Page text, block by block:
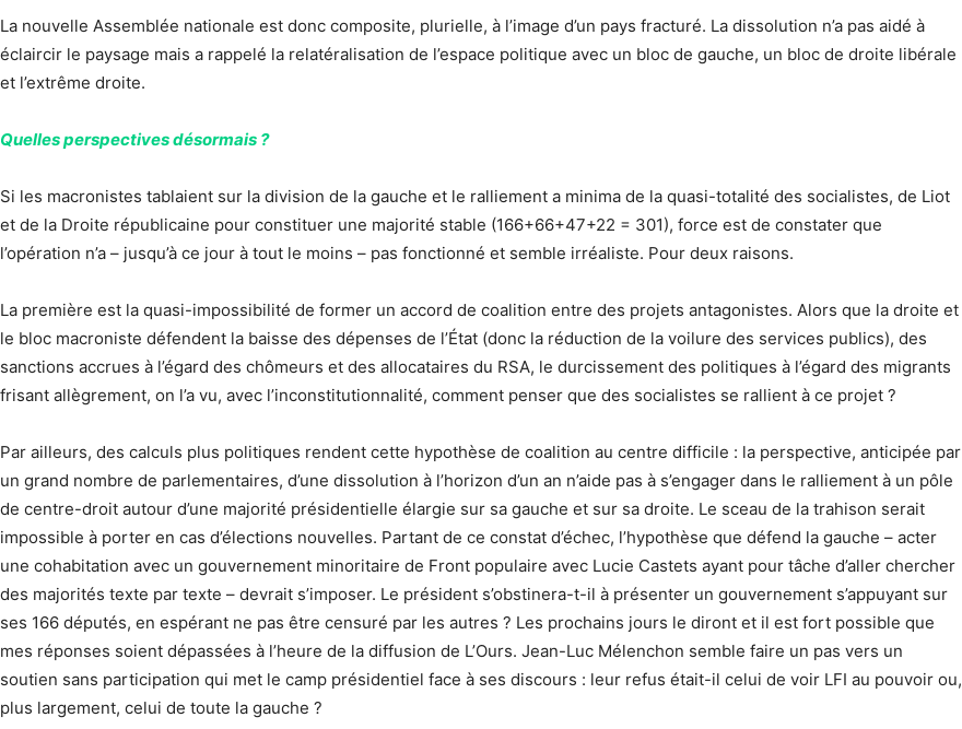
La nouvelle Assemblée nationale est donc composite, plurielle, à l’image d’un pays fracturé. La dissolution n’a pas aidé à
éclaircir le paysage mais a rappelé la relatéralisation de l’espace politique avec un bloc de gauche, un bloc de droite libérale
et l’extrême droite.
Quelles perspectives désormais ?
Si les macronistes tablaient sur la division de la gauche et le ralliement a minima de la quasi-totalité des socialistes, de Liot
et de la Droite républicaine pour constituer une majorité stable (166+66+47+22 = 301), force est de constater que
l’opération n’a – jusqu’à ce jour à tout le moins – pas fonctionné et semble irréaliste. Pour deux raisons.
La première est la quasi-impossibilité de former un accord de coalition entre des projets antagonistes. Alors que la droite et
le bloc macroniste défendent la baisse des dépenses de l’État (donc la réduction de la voilure des services publics), des
sanctions accrues à l’égard des chômeurs et des allocataires du RSA, le durcissement des politiques à l’égard des migrants
frisant allègrement, on l’a vu, avec l’inconstitutionnalité, comment penser que des socialistes se rallient à ce projet ?
Par ailleurs, des calculs plus politiques rendent cette hypothèse de coalition au centre difficile : la perspective, anticipée par
un grand nombre de parlementaires, d’une dissolution à l’horizon d’un an n’aide pas à s’engager dans le ralliement à un pôle
de centre-droit autour d’une majorité présidentielle élargie sur sa gauche et sur sa droite. Le sceau de la trahison serait
impossible à porter en cas d’élections nouvelles. Partant de ce constat d’échec, l’hypothèse que défend la gauche – acter
une cohabitation avec un gouvernement minoritaire de Front populaire avec Lucie Castets ayant pour tâche d’aller chercher
des majorités texte par texte – devrait s’imposer. Le président s’obstinera-t-il à présenter un gouvernement s’appuyant sur
ses 166 députés, en espérant ne pas être censuré par les autres ? Les prochains jours le diront et il est fort possible que
mes réponses soient dépassées à l’heure de la diffusion de L’Ours. Jean-Luc Mélenchon semble faire un pas vers un
soutien sans participation qui met le camp présidentiel face à ses discours : leur refus était-il celui de voir LFI au pouvoir ou,
plus largement, celui de toute la gauche ?